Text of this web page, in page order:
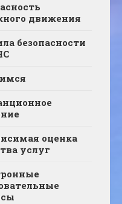
движения
безопасности
оценка
услуг